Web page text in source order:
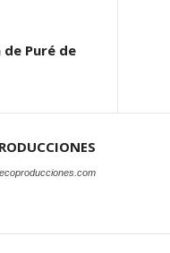
de Puré de